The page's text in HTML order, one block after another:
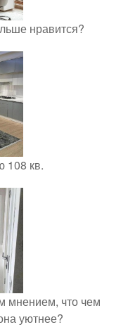
нравится?
108 кв.
мнением, что чем
уютнее?